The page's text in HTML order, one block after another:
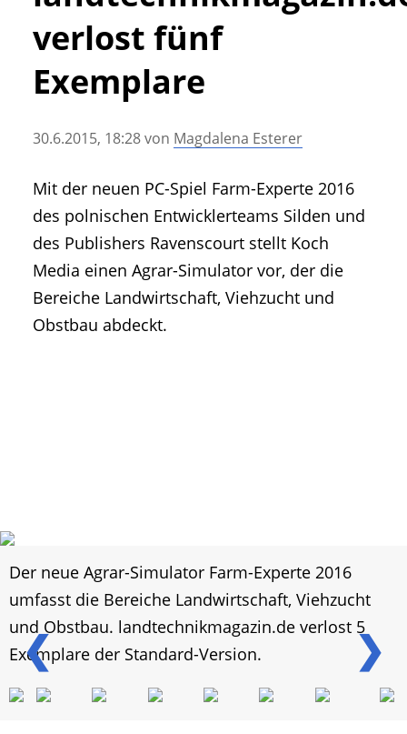
• Messen und Veranstaltungen
• Mitteilung der Redaktion
• Agritechnica Neuheiten Archiv
verlost fünf
Exemplare
30.6.2015, 18:28von Magdalena Esterer
Mit der neuen PC-Spiel Farm-Experte 2016
des polnischen Entwicklerteams Silden und
des Publishers Ravenscourt stellt Koch
Media einen Agrar-Simulator vor, der die
Bereiche Landwirtschaft, Viehzucht und
Obstbau abdeckt.
❮ ❯
Der neue Agrar-Simulator Farm-Experte 2016
umfasst die Bereiche Landwirtschaft, Viehzucht
und Obstbau. landtechnikmagazin.de verlost 5
Exemplare der Standard-Version.